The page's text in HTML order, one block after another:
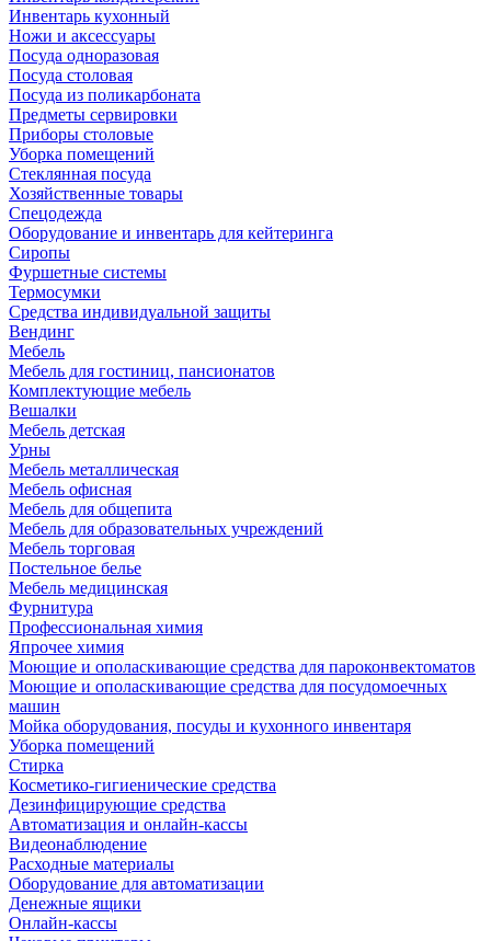
Инвентарь кухонный
Ножи и аксессуары
Посуда одноразовая
Посуда столовая
Посуда из поликарбоната
Предметы сервировки
Приборы столовые
Уборка помещений
Стеклянная посуда
Хозяйственные товары
Спецодежда
Оборудование и инвентарь для кейтеринга
Сиропы
Фуршетные системы
Термосумки
Средства индивидуальной защиты
Вендинг
Мебель
Мебель для гостиниц, пансионатов
Комплектующие мебель
Вешалки
Мебель детская
Урны
Мебель металлическая
Мебель офисная
Мебель для общепита
Мебель для образовательных учреждений
Мебель торговая
Постельное белье
Мебель медицинская
Фурнитура
Профессиональная химия
Япрочее химия
Моющие и ополаскивающие средства для пароконвектоматов
Моющие и ополаскивающие средства для посудомоечных
машин
Мойка оборудования, посуды и кухонного инвентаря
Уборка помещений
Стирка
Косметико-гигиенические средства
Дезинфицирующие средства
Автоматизация и онлайн-кассы
Видеонаблюдение
Расходные материалы
Оборудование для автоматизации
Денежные ящики
Онлайн-кассы